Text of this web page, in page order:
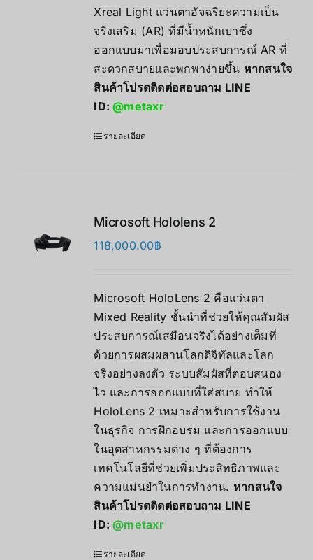
Xreal Light แว่นตาอัจฉริยะความเป็น
จริงเสริม (AR) ที่มีน้ำหนักเบาซึ่ง
ออกแบบมาเพื่อมอบประสบการณ์ AR ที่
สะดวกสบายและพกพาง่ายขึ้น หากสนใจ
สินค้าโปรดติดต่อสอบถาม LINE
ID:@metaxr
รายละเอียด
Microsoft Hololens 2
118,000.00฿
Microsoft HoloLens 2 คือแว่นตา
Mixed Reality ชั้นนำที่ช่วยให้คุณสัมผัส
ประสบการณ์เสมือนจริงได้อย่างเต็มที่
ด้วยการผสมผสานโลกดิจิทัลและโลก
จริงอย่างลงตัว ระบบสัมผัสที่ตอบสนอง
ไว และการออกแบบที่ใส่สบาย ทำให้
HoloLens 2 เหมาะสำหรับการใช้งาน
ในธุรกิจ การฝึกอบรม และการออกแบบ
ในอุตสาหกรรมต่าง ๆ ที่ต้องการ
เทคโนโลยีที่ช่วยเพิ่มประสิทธิภาพและ
ความแม่นยำในการทำงาน. หากสนใจ
สินค้าโปรดติดต่อสอบถาม LINE
ID:@metaxr
รายละเอียด